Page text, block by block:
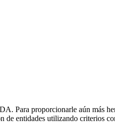
Para proporcionarle aún más
de entidades utilizando criterios